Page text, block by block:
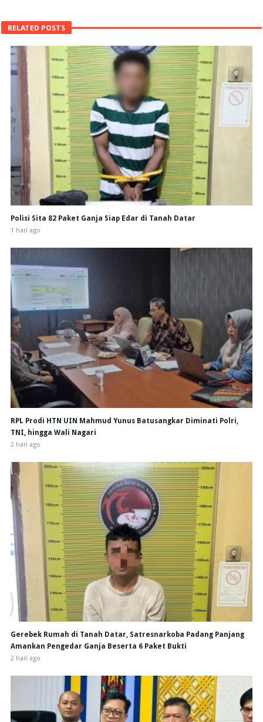
RELATED POSTS
Polisi Sita 82 Paket Ganja Siap Edar di Tanah Datar
1 hari ago
RPL Prodi HTN UIN Mahmud Yunus Batusangkar Diminati Polri,
TNI, hingga Wali Nagari
2 hari ago
Gerebek Rumah di Tanah Datar, Satresnarkoba Padang Panjang
Amankan Pengedar Ganja Beserta 6 Paket Bukti
2 hari ago